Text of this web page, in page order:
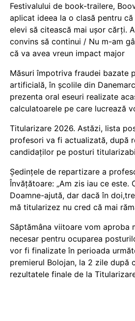
Festivalului de book-trailere,
aplicat ideea la o clasă pentru
elevi să citească mai ușor cărți.
convins să continui / Nu m-am
că va avea vreun impact major
Măsuri împotriva fraudei bazate
artificială, în școlile din
prezenta oral eseuri realizate
calculatoarele pe care lucrează
Titularizare 2026. Astăzi, lista
profesori va fi actualizată, după
candidaților pe posturi
Ședințele de repartizare a
Învățătoare: „Am zis iau ce este.
Doamne-ajută, dar dacă în
mă titularizez nu cred că mai
Săptămâna viitoare vom aproba
necesar pentru ocuparea
vor fi finalizate în perioada
premierul Bolojan, la 2 zile după
rezultatele finale de la